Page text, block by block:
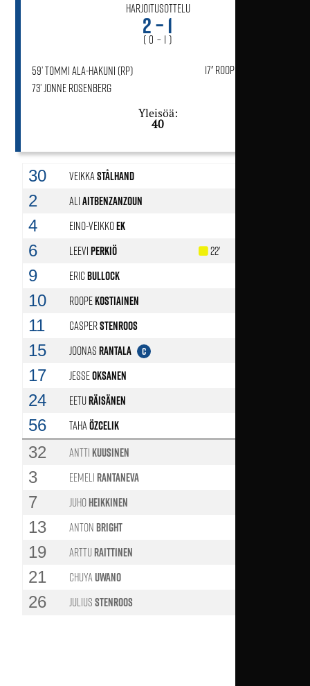
Harjoitusottelu
2 – 1
( 0 – 1 )
17′ Roope Kostiainen
59’ Tommi Ala-Hakuni (rp)
73’ Jonne Rosenberg
Yleisöä:
40
30 VeikkaStålhand
2 AliAitbenzanzoun
4 Eino-VeikkoEk
6 LeeviPerkiö 22'
9 EricBullock
10 RoopeKostiainen
11 CasperStenroos
15 JoonasRantala C
17 JesseOksanen
24 EetuRäisänen
56 TahaÖzcelik
32 AnttiKuusinen
3 EemeliRantaneva
7 JuhoHeikkinen
13 AntonBright
19 ArttuRaittinen
21 ChuyaUwano
26 JuliusStenroos